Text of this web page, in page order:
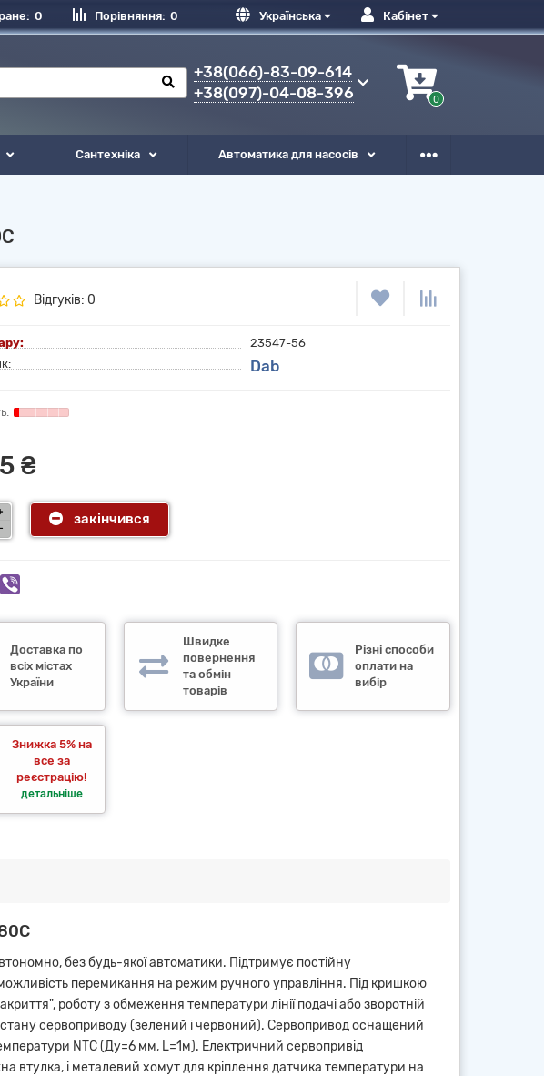
Кабінет
Українська
Порівняння: 0
0
+38(066)-83-09-614
+38(097)-04-08-396
0
Сантехніка Автоматика для насосів
Відгуків: 0
23547-56
Dab
₴
закінчився
Доставка по
всіх містах
України
Швидке
повернення
та обмін
товарів
Різні способи
оплати на
вибір
Знижка 5% на
все за
реєстрацію!
детальніше
без будь-якої автоматики. Підтримує постійну
можливість перемикання на режим ручного управління. Під кришкою
роботу з обмеження температури лінії подачі або зворотній
стану сервоприводу (зелений і червоний). Сервопривод оснащений
NTC (Ду=6 мм, L=1м). Електричний сервопривід
втулка, і металевий хомут для кріплення датчика температури на